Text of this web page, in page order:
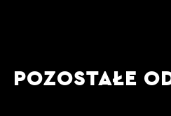
POZOSTAŁE